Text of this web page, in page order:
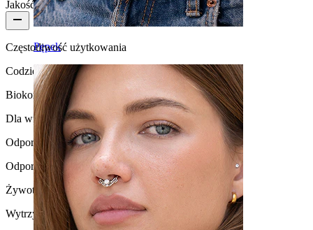
Pępek
Jakość produktu
Częstotliwość użytkowania
Codzienne użytkowanie
Biokompatybilność
Dla większości rodzajów skóry
Odporność na działanie wody
Odporna na zachlapania
Żywotność
Wytrzymała